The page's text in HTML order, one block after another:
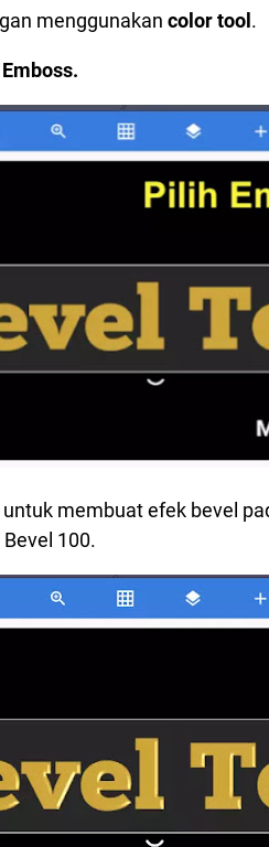
menggunakan color tool .
Emboss.
membuat efek bevel
100.